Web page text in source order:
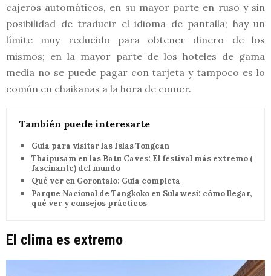
cajeros automáticos, en su mayor parte en ruso y sin
posibilidad de traducir el idioma de pantalla; hay un
límite muy reducido para obtener dinero de los
mismos; en la mayor parte de los hoteles de gama
media no se puede pagar con tarjeta y tampoco es lo
común en chaikanas a la hora de comer.
También puede interesarte
Guía para visitar las Islas Tongean
Thaipusam en las Batu Caves: El festival más extremo (y
fascinante) del mundo
Qué ver en Gorontalo: Guía completa
Parque Nacional de Tangkoko en Sulawesi: cómo llegar,
qué ver y consejos prácticos
El clima es extremo